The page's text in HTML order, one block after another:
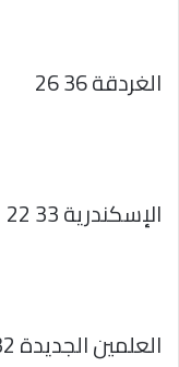
الغردقة 36 26
الإسكندرية 33 22
العلمين الجديدة 32 21